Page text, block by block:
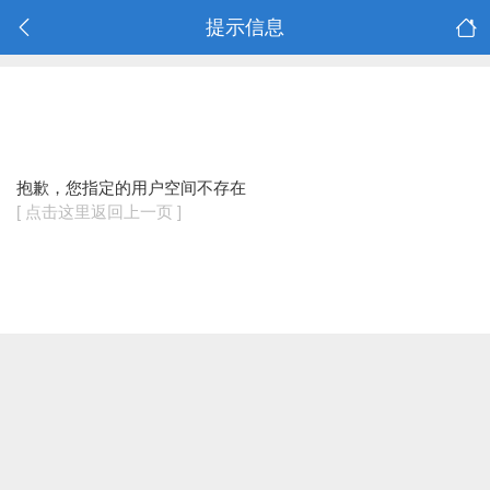
提示信息
抱歉，您指定的用户空间不存在
[ 点击这里返回上一页 ]